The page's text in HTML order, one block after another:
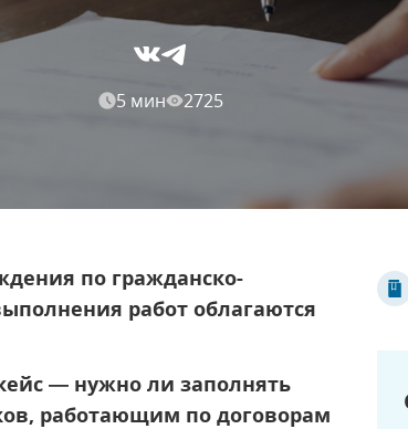
5 мин 2725
по гражданско-
работ облагаются
— нужно ли заполнять
работающим по договорам